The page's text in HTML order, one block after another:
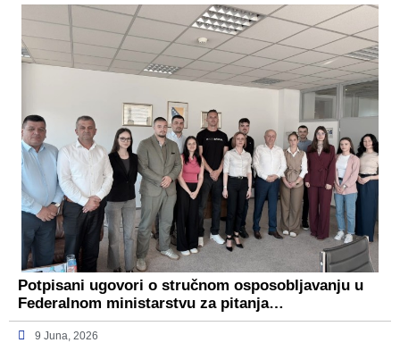
Potpisani ugovori o stručnom osposobljavanju u
Federalnom ministarstvu za pitanja…
9 Juna, 2026